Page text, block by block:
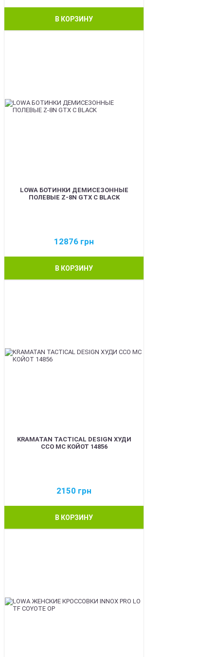
В КОРЗИНУ
LOWA БОТИНКИ ДЕМИСЕЗОННЫЕ
ПОЛЕВЫЕ Z-8N GTX C BLACK
12876 грн
В КОРЗИНУ
KRAMATAN TACTICAL DESIGN ХУДИ
ССО МС КОЙОТ 14856
2150 грн
В КОРЗИНУ